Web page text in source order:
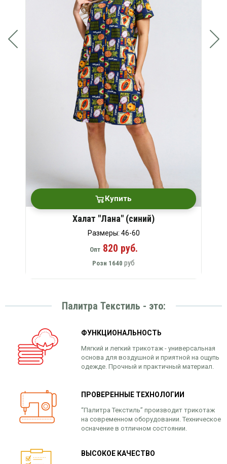
Купить
Халат "Лана" (синий)
Размеры: 46-60
Опт820 руб.
Розн 1640 руб
Палитра Текстиль - это:
ФУНКЦИОНАЛЬНОСТЬ
Мягкий и легкий трикотаж - универсальная
основа для воздушной и приятной на ощупь
одежде. Прочный и практичный материал.
ПРОВЕРЕННЫЕ ТЕХНОЛОГИИ
“Палитра Текстиль” производит трикотаж
на современном оборудовании. Техническое
осначение в отличном состоянии.
ВЫСОКОЕ КАЧЕСТВО